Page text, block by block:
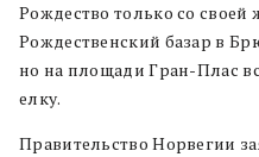
Рождество только со
Рождественский базар в
но на площади Гран-Плас
елку.
Правительство Норвегии